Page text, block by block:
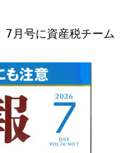
月号に資産税チーム